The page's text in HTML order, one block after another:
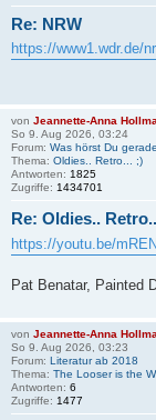
Re: NRW
https://www1.wdr.de/
von Jeannette-Anna
So 9. Aug 2026, 03:24
Forum: Was hörst Du
Thema: Oldies.. Retro... ;)
Antworten: 1825
Zugriffe: 1434701
Re: Oldies..
https://youtu.be/
Pat Benatar, Painted
von Jeannette-Anna
So 9. Aug 2026, 03:23
Forum: Literatur ab 2018
Thema: The Looser is the
Antworten: 6
Zugriffe: 1477